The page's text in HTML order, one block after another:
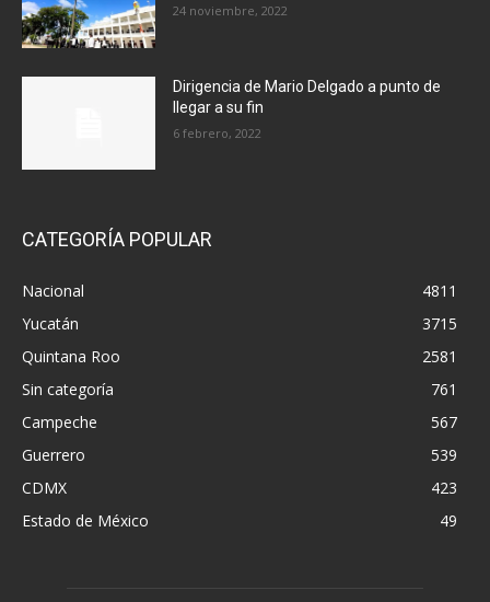
24 noviembre, 2022
Dirigencia de Mario Delgado a punto de
llegar a su fin
6 febrero, 2022
CATEGORÍA POPULAR
Nacional
4811
Yucatán
3715
Quintana Roo
2581
Sin categoría
761
Campeche
567
Guerrero
539
CDMX
423
Estado de México
49